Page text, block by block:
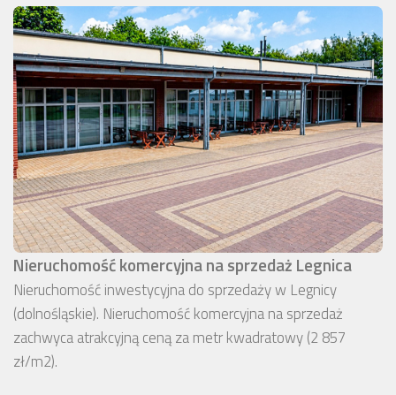
Nieruchomość komercyjna na sprzedaż Legnica
Nieruchomość inwestycyjna do sprzedaży w Legnicy
(dolnośląskie). Nieruchomość komercyjna na sprzedaż
zachwyca atrakcyjną ceną za metr kwadratowy (2 857
zł/m2).